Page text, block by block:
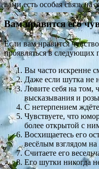
вами есть особая связь
Вам нравится его
Если вам нравится
проявляться в следующих
Вы часто искренне
Даже если шутка не
Ловите себя на том,
высказывания и
С нетерпением
Чувствуете, что
более открытой с
Восхищаетесь его
весёлым взглядом
Считаете его
Его шутки никогда